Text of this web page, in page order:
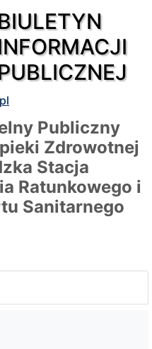
Publiczny
Zdrowotnej
Stacja
Ratunkowego i
Sanitarnego